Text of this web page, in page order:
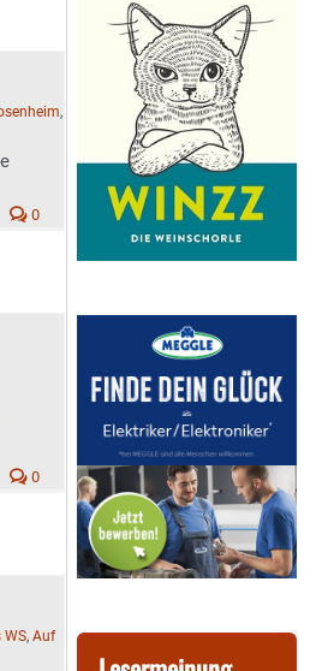
,
0
0
WS, Auf